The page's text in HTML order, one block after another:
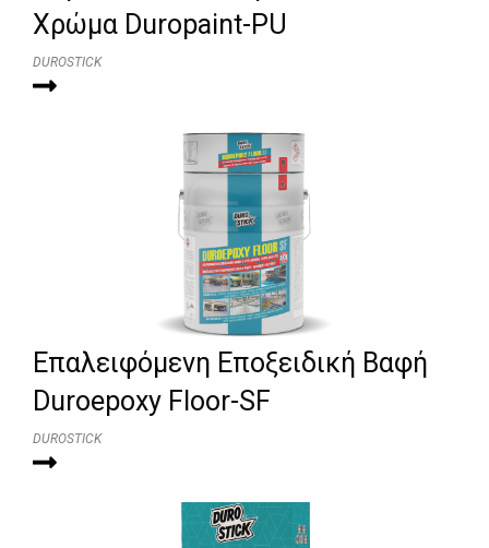
Χρώμα Duropaint-PU
DUROSTICK
Eπαλειφόμενη Εποξειδική Βαφή
Duroepoxy Floor-SF
DUROSTICK